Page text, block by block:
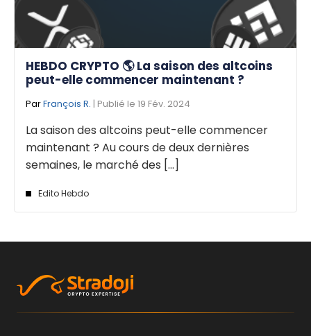
HEBDO CRYPTO 🌎 La saison des altcoins
peut-elle commencer maintenant ?
ParFrançois R. | Publié le 19 Fév. 2024
La saison des altcoins peut-elle commencer
maintenant ? Au cours de deux dernières
semaines, le marché des [...]
Edito Hebdo